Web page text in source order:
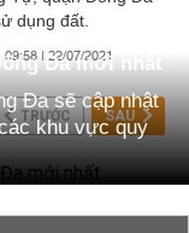
dụng đất.
09:58 | 22/07/2021
TRƯỚC SAU
Đa mới nhất
Đa sẽ cập nhật
khu vực quy
phường Cát Linh,
Kim Liên, Láng